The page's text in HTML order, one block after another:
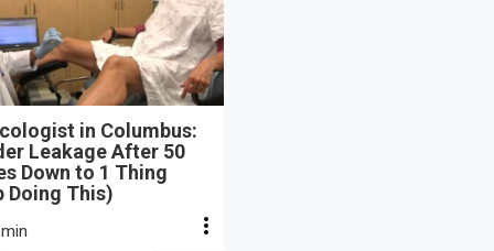
in Columbus:
Leakage After 50
Down to 1 Thing
Doing This)